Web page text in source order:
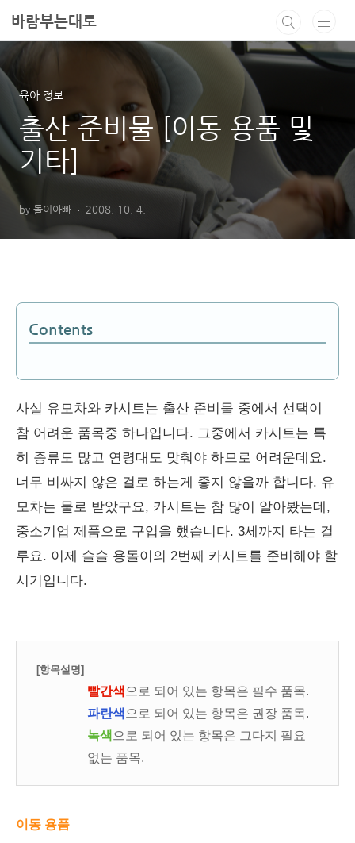
바람부는대로
육아 정보
출산 준비물 [이동 용품 및
기타]
by 돌이아빠 2008. 10. 4.
Contents
사실 유모차와 카시트는 출산 준비물 중에서 선택이
참 어려운 품목중 하나입니다. 그중에서 카시트는 특
히 종류도 많고 연령대도 맞춰야 하므로 어려운데요.
너무 비싸지 않은 걸로 하는게 좋지 않을까 합니다. 유
모차는 물로 받았구요, 카시트는 참 많이 알아봤는데,
중소기업 제품으로 구입을 했습니다. 3세까지 타는 걸
루요. 이제 슬슬 용돌이의 2번째 카시트를 준비해야 할
시기입니다.
[항목설명]
빨간색 으로 되어 있는 항목은 필수 품목.
파란색 으로 되어 있는 항목은 권장 품목.
녹색 으로 되어 있는 항목은 그다지 필요
없는 품목.
이동 용품